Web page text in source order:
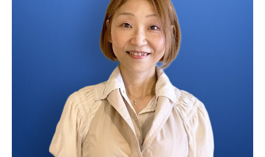
メールマガジン
お問い合わせ